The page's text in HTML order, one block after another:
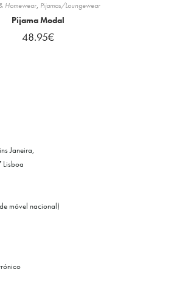
Homewear, Pijamas/Loungewear
Pijama Modal
48.95€
Janeira,
Lisboa
móvel nacional)